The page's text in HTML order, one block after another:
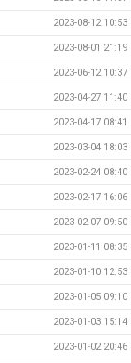
2023-08-12 10:53
2023-08-01 21:19
2023-06-12 10:37
2023-04-27 11:40
2023-04-17 08:41
2023-03-04 18:03
2023-02-24 08:40
2023-02-17 16:06
2023-02-07 09:50
2023-01-11 08:35
2023-01-10 12:53
2023-01-05 09:10
2023-01-03 15:14
2023-01-02 20:46